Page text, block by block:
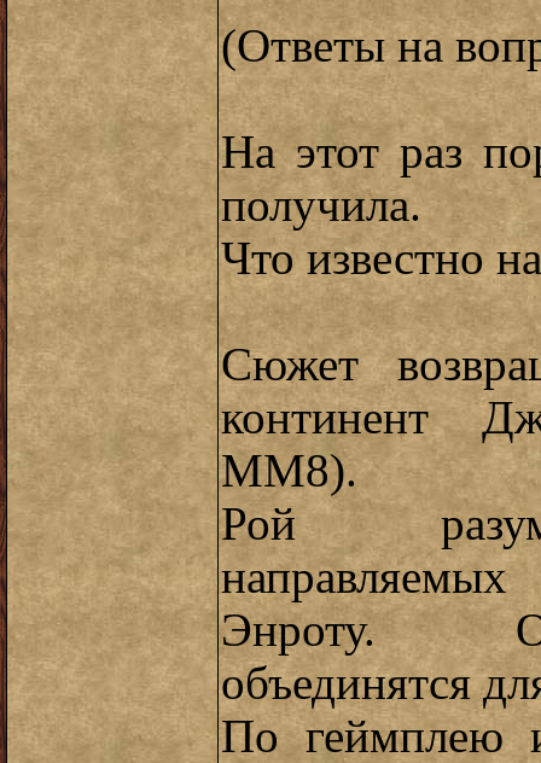
(Ответы на
На этот раз
получила.
Что известно
Сюжет
континент
ММ8).
Рой
Энроту.
объединятся
По геймплею